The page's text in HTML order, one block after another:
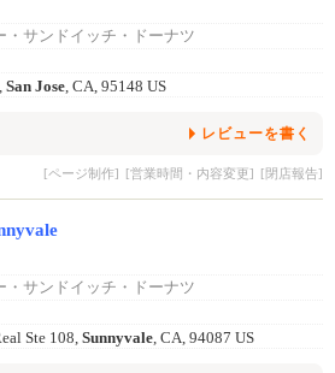
・サンドイッチ・ドーナツ
San Jose, CA, 95148 US
レビューを書く
[ページ制作] [営業時間・内容変更] [閉店報告]
・サンドイッチ・ドーナツ
Ste 108, Sunnyvale, CA, 94087 US